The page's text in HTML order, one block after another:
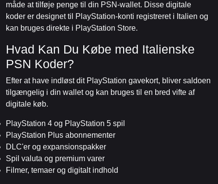
måde at tilføje penge til din PSN-wallet. Disse digitale
koder er designet til PlayStation-konti registreret i Italien og
kan bruges direkte i PlayStation Store.
Hvad Kan Du Købe med Italienske
PSN Koder?
Efter at have indløst dit PlayStation gavekort, bliver saldoen
tilgængelig i din wallet og kan bruges til en bred vifte af
digitale køb.
PlayStation 4 og PlayStation 5 spil
PlayStation Plus abonnementer
DLC'er og expansionspakker
Spil valuta og premium varer
Filmer, temaer og digitalt indhold